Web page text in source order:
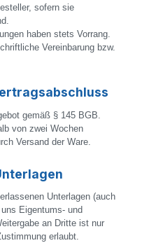
sofern sie
haben stets Vorrang.
Vereinbarung bzw.
gemäß § 145 BGB.
von zwei Wochen
Versand der Ware.
Unterlagen (auch
Eigentums- und
an Dritte ist nur
erlaubt.